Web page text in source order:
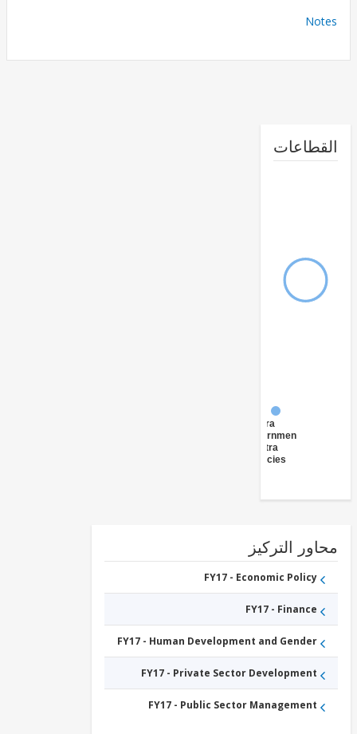
FY17 -
Central
Government
(Central
Agencies
)
التركيز
FY17 - Economic Policy
FY17 - Finance
FY17 - Human Development and Gender
FY17 - Private Sector Development
FY17 - Public Sector Management